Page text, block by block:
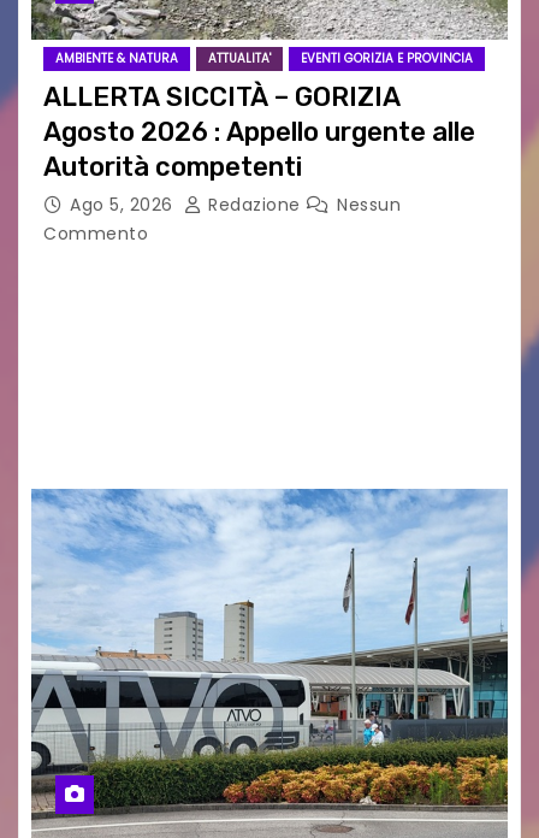
AMBIENTE & NATURA ATTUALITA' EVENTI GORIZIA E PROVINCIA
ALLERTA SICCITÀ – GORIZIA
Agosto 2026 : Appello urgente alle
Autorità competenti
Ago 5, 2026 Redazione
Nessun
Commento